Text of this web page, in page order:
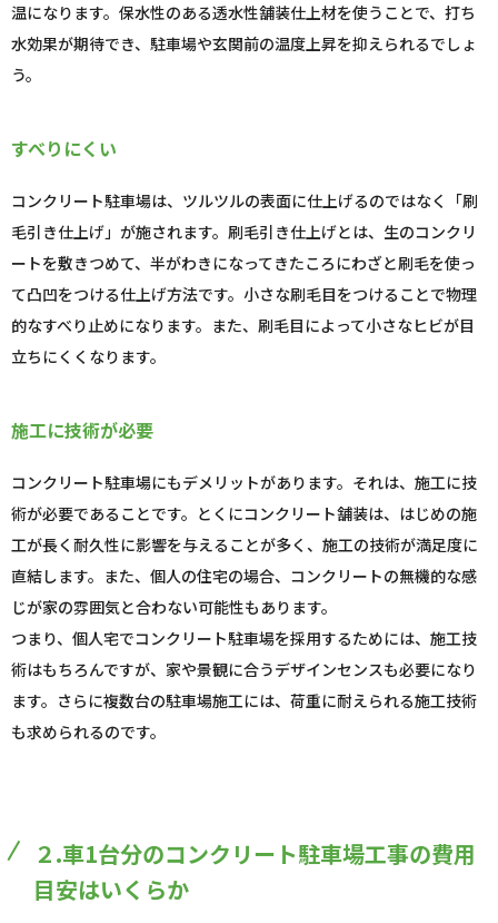
温になります。保水性のある透水性舗装仕上材を使うことで、打ち
水効果が期待でき、駐車場や玄関前の温度上昇を抑えられるでしょ
う。
すべりにくい
コンクリート駐車場は、ツルツルの表面に仕上げるのではなく「刷
毛引き仕上げ」が施されます。刷毛引き仕上げとは、生のコンクリ
ートを敷きつめて、半がわきになってきたころにわざと刷毛を使っ
て凸凹をつける仕上げ方法です。小さな刷毛目をつけることで物理
的なすべり止めになります。また、刷毛目によって小さなヒビが目
立ちにくくなります。
施工に技術が必要
コンクリート駐車場にもデメリットがあります。それは、施工に技
術が必要であることです。とくにコンクリート舗装は、はじめの施
工が長く耐久性に影響を与えることが多く、施工の技術が満足度に
直結します。また、個人の住宅の場合、コンクリートの無機的な感
じが家の雰囲気と合わない可能性もあります。
つまり、個人宅でコンクリート駐車場を採用するためには、施工技
術はもちろんですが、家や景観に合うデザインセンスも必要になり
ます。さらに複数台の駐車場施工には、荷重に耐えられる施工技術
も求められるのです。
２.車1台分のコンクリート駐車場工事の費用
目安はいくらか